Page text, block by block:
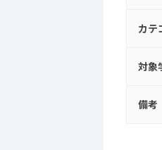
カテ
対象
備考